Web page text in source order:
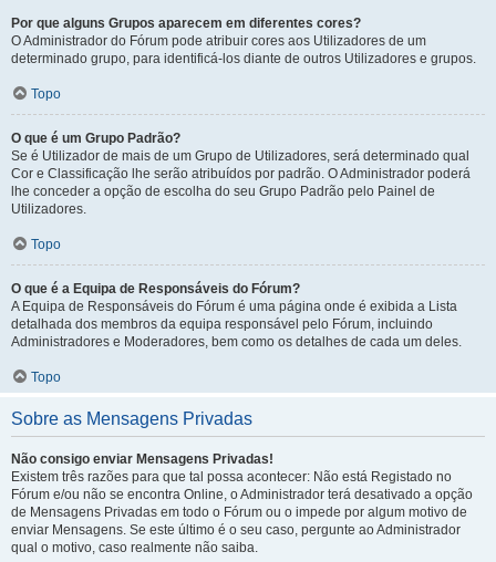
Por que alguns Grupos aparecem em diferentes cores?
O Administrador do Fórum pode atribuir cores aos Utilizadores de um
determinado grupo, para identificá-los diante de outros Utilizadores e grupos.
Topo
O que é um Grupo Padrão?
Se é Utilizador de mais de um Grupo de Utilizadores, será determinado qual
Cor e Classificação lhe serão atribuídos por padrão. O Administrador poderá
lhe conceder a opção de escolha do seu Grupo Padrão pelo Painel de
Utilizadores.
Topo
O que é a Equipa de Responsáveis do Fórum?
A Equipa de Responsáveis do Fórum é uma página onde é exibida a Lista
detalhada dos membros da equipa responsável pelo Fórum, incluindo
Administradores e Moderadores, bem como os detalhes de cada um deles.
Topo
Sobre as Mensagens Privadas
Não consigo enviar Mensagens Privadas!
Existem três razões para que tal possa acontecer: Não está Registado no
Fórum e/ou não se encontra Online, o Administrador terá desativado a opção
de Mensagens Privadas em todo o Fórum ou o impede por algum motivo de
enviar Mensagens. Se este último é o seu caso, pergunte ao Administrador
qual o motivo, caso realmente não saiba.